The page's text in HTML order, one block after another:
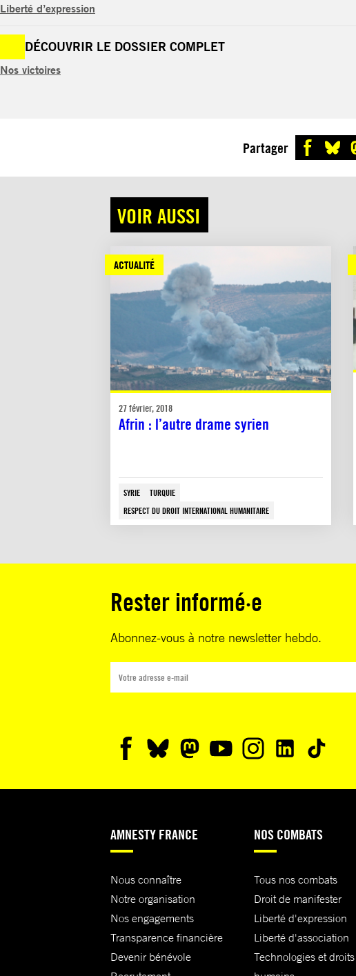
Liberté d’expression
DÉCOUVRIR LE DOSSIER COMPLET
Nos victoires
Partager
VOIR AUSSI
ACTUALITÉ
27 février, 2018
Afrin : l’autre drame syrien
SYRIE
TURQUIE
RESPECT DU DROIT INTERNATIONAL HUMANITAIRE
Rester informé·e
Abonnez-vous à notre newsletter hebdo.
AMNESTY FRANCE
Nous connaître
Notre organisation
Nos engagements
Transparence financière
Devenir bénévole
NOS COMBATS
Tous nos combats
Droit de manifester
Liberté d'expression
Liberté d'association
Technologies et droits